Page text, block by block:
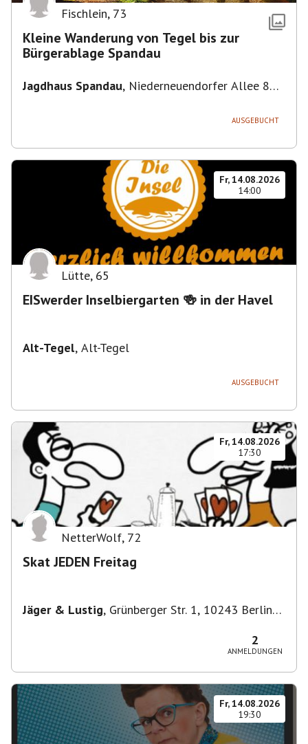
Fischlein, 73
Kleine Wanderung von Tegel bis zur
Bürgerablage Spandau
Jagdhaus Spandau, Niederneuendorfer Allee 80,
AUSGEBUCHT
Fr, 14.08.2026
14:00
Lütte, 65
EISwerder Inselbiergarten 🍻 in der Havel
Alt-Tegel, Alt-Tegel
AUSGEBUCHT
Fr, 14.08.2026
17:30
NetterWolf, 72
Skat JEDEN Freitag
Jäger & Lustig, Grünberger Str. 1, 10243 Berlin-
2
ANMELDUNGEN
Fr, 14.08.2026
19:30